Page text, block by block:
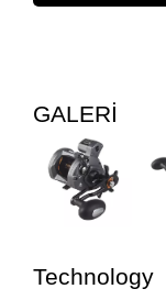
GALERİ
Technology